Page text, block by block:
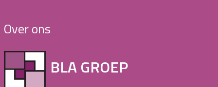
Over ons
BLA GROEP